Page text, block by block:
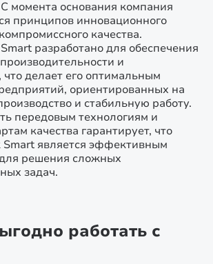
момента основания компания
принципов инновационного
качества.
разработано для обеспечения
и
что делает его оптимальным
ориентированных на
и стабильную работу.
передовым технологиям и
качества гарантирует, что
является эффективным
решения сложных
задач.
работать с